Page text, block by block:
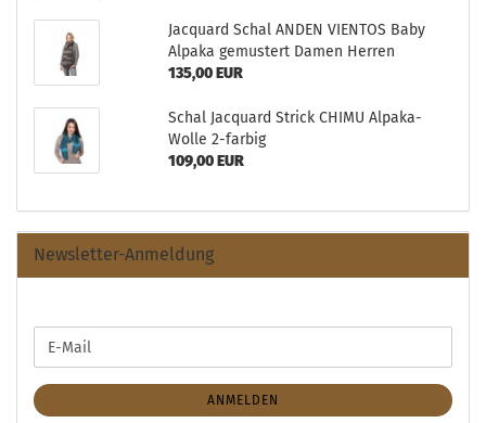
Jacquard Schal ANDEN VIENTOS Baby
Alpaka gemustert Damen Herren
135,00 EUR
Schal Jacquard Strick CHIMU Alpaka-
Wolle 2-farbig
109,00 EUR
Newsletter-Anmeldung
ZUR
ANMELDUNG
E-
Mail
ANMELDEN